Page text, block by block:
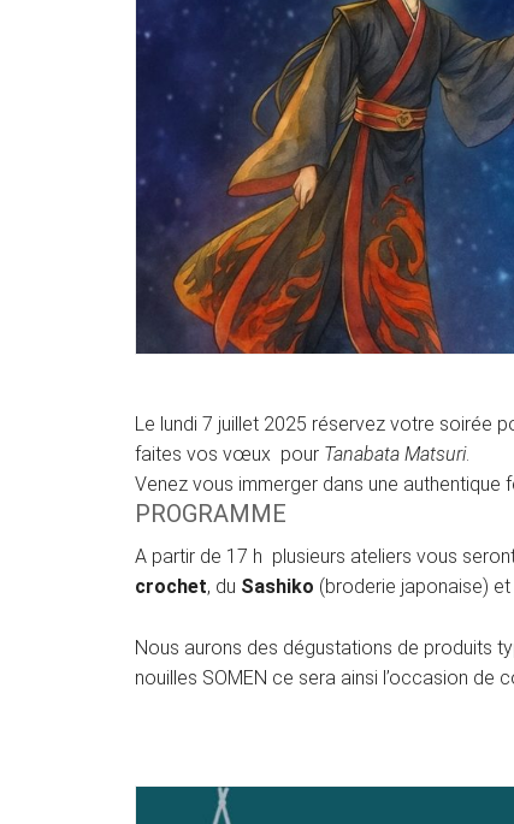
Le lundi 7 juillet 2025 réservez votre soirée
faites vos vœux pour Tanabata Matsuri.
Venez vous immerger dans une authentique
PROGRAMME
A partir de 17 h plusieurs ateliers vous
crochet, du Sashiko (broderie japonaise)
Nous aurons des dégustations de produits
nouilles SOMEN ce sera ainsi l’occasion de